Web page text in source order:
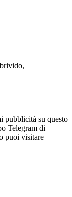
pubblicitá su questo
Telegram di
puoi visitare